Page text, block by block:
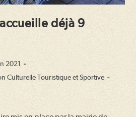
déjà 9
2021
Culturelle Touristique et Sportive